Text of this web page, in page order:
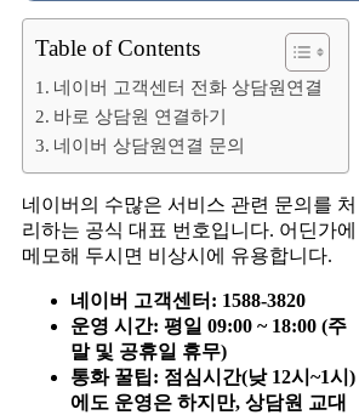
Table of Contents
네이버 고객센터 전화 상담원연결
바로 상담원 연결하기
네이버 상담원연결 문의
네이버의 수많은 서비스 관련 문의를 처
리하는 공식 대표 번호입니다. 어딘가에
메모해 두시면 비상시에 유용합니다.
네이버 고객센터: 1588-3820
운영 시간: 평일 09:00 ~ 18:00 (주
말 및 공휴일 휴무)
통화 꿀팁: 점심시간(낮 12시~1시)
에도 운영은 하지만, 상담원 교대